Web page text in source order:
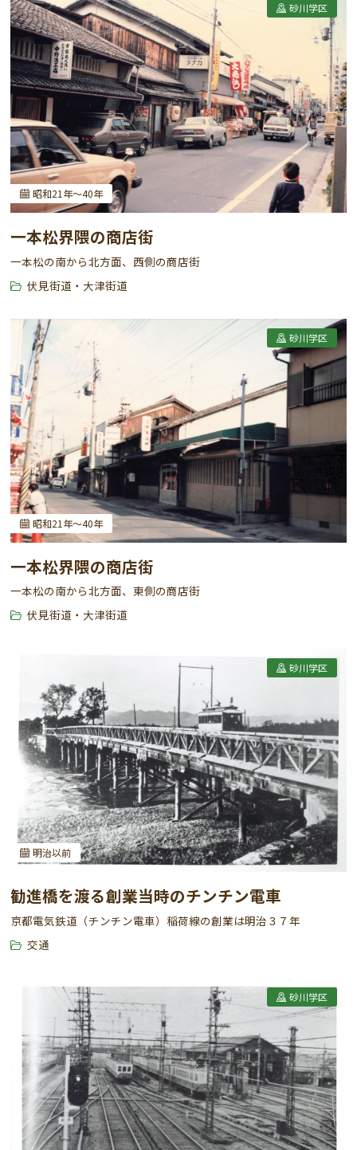
砂川学区
昭和21年～40年
一本松界隈の商店街
一本松の南から北方面、西側の商店街
伏見街道・大津街道
砂川学区
昭和21年～40年
一本松界隈の商店街
一本松の南から北方面、東側の商店街
伏見街道・大津街道
砂川学区
明治以前
勧進橋を渡る創業当時のチンチン電車
京都電気鉄道（チンチン電車）稲荷線の創業は明治３７年
交通
砂川学区